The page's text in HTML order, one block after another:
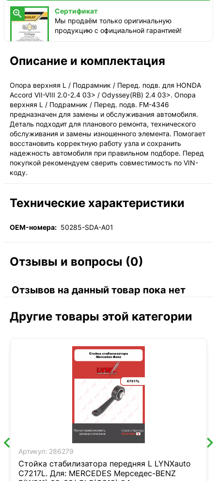
ТопРадар — Курьер
сегодня, от 350 ₽
ТопРадар — Самовывоз
сегодня, бесплатно
СДЭК — Курьер
2-4 дня, от 385 ₽

Сертификат
Мы продаём только оригинальную
продукцию с официальной гарантией!
Описание и комплектация
Опора верхняя L / Подрамник / Перед. подв. для HONDA
Accord VII-VIII 2.0-2.4 03> / Odyssey(RB) 2.4 03>. Опора
верхняя L / Подрамник / Перед. подв. FM-4346
предназначен для замены и обслуживания автомобиля.
Деталь подходит для планового ремонта, технического
обслуживания и замены изношенного элемента. Помогает
восстановить корректную работу узла и сохранить
надежность автомобиля при правильном подборе. Перед
покупкой рекомендуем сверить совместимость по VIN-
коду.
Технические характеристики
OEM-номера: 50285-SDA-A01
Отзывы и вопросы (0)
Отзывов на данный товар пока нет
Другие товары этой категории
Артикул: 286279
Стойка стабилизатора передняя L LYNXauto
C7217L. Для: MERCEDES Мерседес-BENZ